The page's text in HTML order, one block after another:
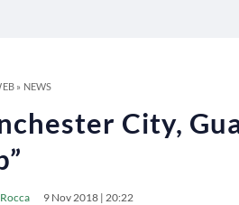
» NEWS
City,
9 Nov 2018 | 20:22